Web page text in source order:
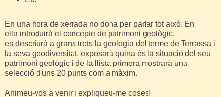
En una hora de xerrada no dona per parlar tot això. En
ella introduirà el concepte de patrimoni geològic,
es descriurà a grans trets la geologia del terme de Terrassa i
la seva geodiversitat, exposarà quina és la situació del seu
patrimoni geològic i de la llista primera mostrarà una
selecció d'uns 20 punts com a màxim.
Animeu-vos a venir i expliqueu-me coses!